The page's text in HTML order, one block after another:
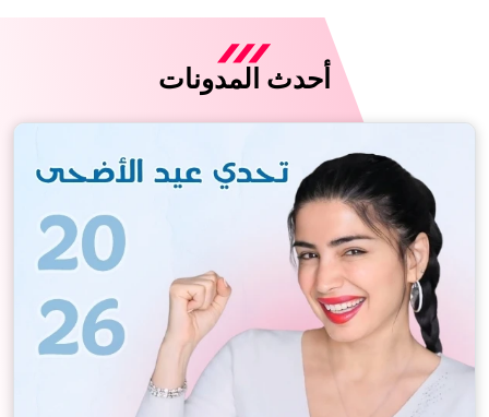
أحدث المدونات